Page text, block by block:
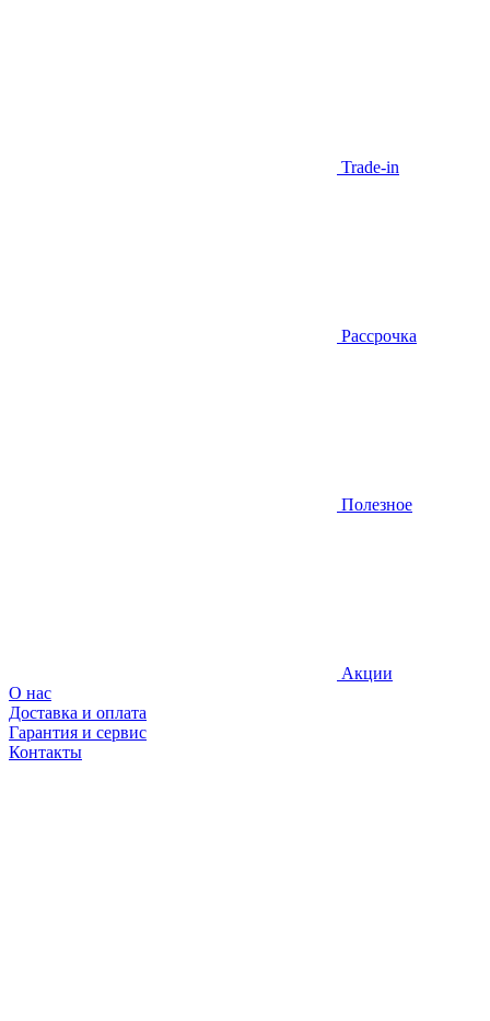
Trade-in
Рассрочка
Полезное
Акции
О нас
Доставка и оплата
Гарантия и сервис
Контакты